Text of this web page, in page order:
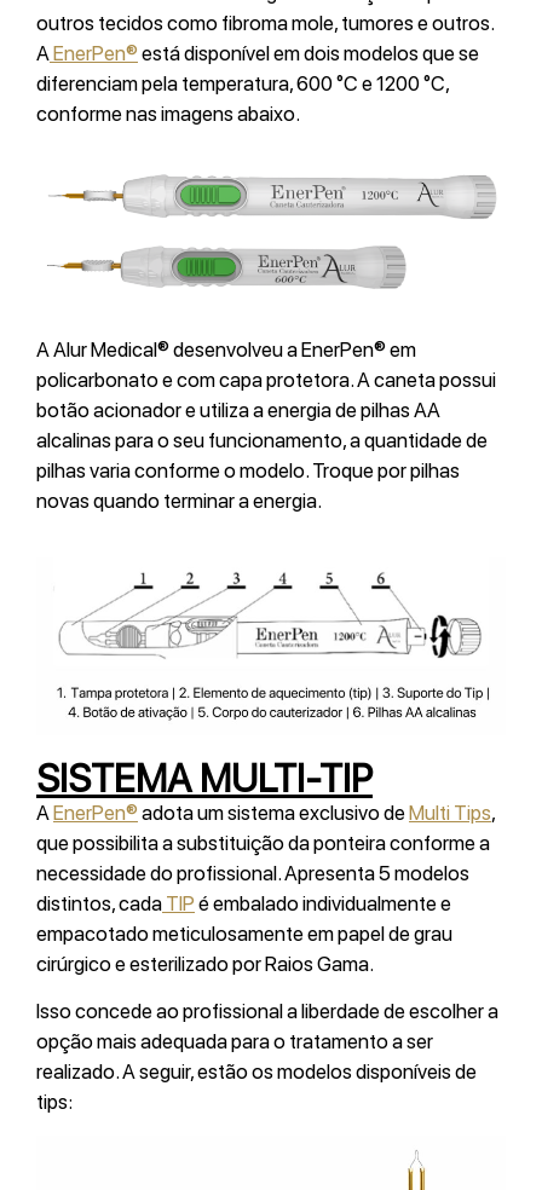
outros tecidos como fibroma mole, tumores e outros.
AEnerPen® está disponível em dois modelos que se
diferenciam pela temperatura, 600 °C e 1200 °C,
conforme nas imagens abaixo.
A Alur Medical® desenvolveu a EnerPen® em
policarbonato e com capa protetora. A caneta possui
botão acionador e utiliza a energia de pilhas AA
alcalinas para o seu funcionamento, a quantidade de
pilhas varia conforme o modelo. Troque por pilhas
novas quando terminar a energia.
SISTEMA MULTI-TIP
A EnerPen® adota um sistema exclusivo deMulti Tips,
que possibilita a substituição da ponteira conforme a
necessidade do profissional. Apresenta 5 modelos
distintos, cada TIP é embalado individualmente e
empacotado meticulosamente em papel de grau
cirúrgico e esterilizado por Raios Gama.
Isso concede ao profissional a liberdade de escolher a
opção mais adequada para o tratamento a ser
realizado. A seguir, estão os modelos disponíveis de
tips: